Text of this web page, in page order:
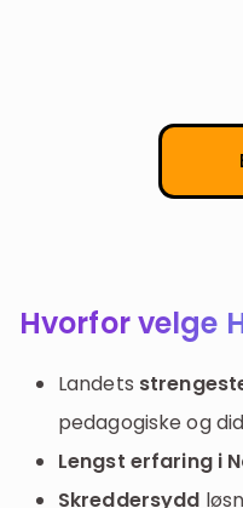
Hvorfor velge
Landets
pedagogiske og
Lengst erfaring i
Skreddersydd